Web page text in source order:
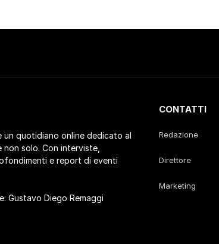
un quotidiano online dedicato al
solo. Con interviste,
e report di eventi
Gustavo Diego Remaggi
CONTATTI
Redazione
Direttore
Marketing